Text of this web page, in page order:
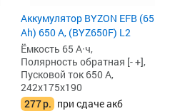
Аккумулятор BYZON EFB (65
Ah) 650 А, (BYZ650F) L2
Ёмкость 65 А·ч,
Полярность обратная [- +],
Пусковой ток 650 А,
242x175x190
277р. при сдаче акб